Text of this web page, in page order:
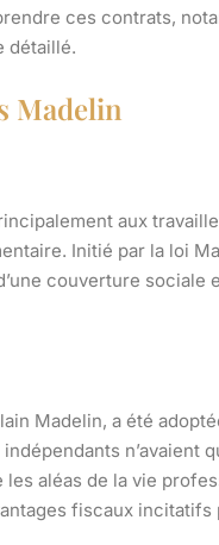
ces contrats,
détaillé.
Madelin
aux
Initié par la loi
couverture sociale
Madelin, a été
n’avaient
aléas de la vie
fiscaux incitatifs